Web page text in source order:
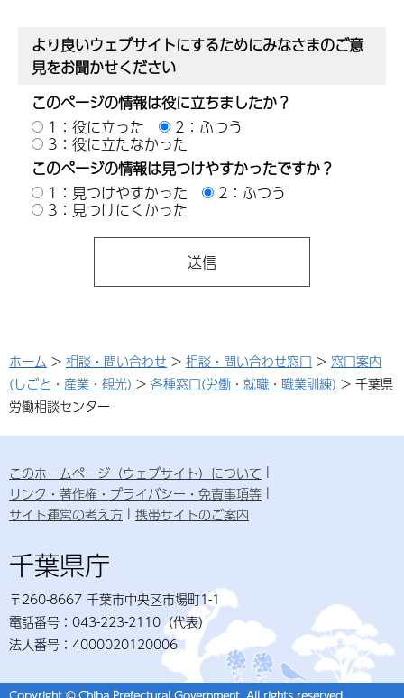
より良いウェブサイトにするためにみなさまのご意
見をお聞かせください
このページの情報は役に立ちましたか？
1：役に立った
2：ふつう
3：役に立たなかった
このページの情報は見つけやすかったですか？
1：見つけやすかった
2：ふつう
3：見つけにくかった
ホーム > 相談・問い合わせ > 相談・問い合わせ窓口 > 窓口案内
(しごと・産業・観光) > 各種窓口(労働・就職・職業訓練) > 千葉県
労働相談センター
このホームページ（ウェブサイト）について
リンク・著作権・プライバシー・免責事項等
サイト運営の考え方
携帯サイトのご案内
千葉県庁
〒260-8667 千葉市中央区市場町1-1
電話番号：043-223-2110（代表）
法人番号：4000020120006